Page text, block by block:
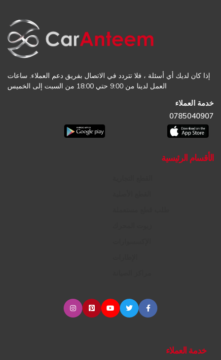
إذا كان لديك أي أسئلة ، فلا تتردد في الاتصال بفريق دعم العملاء. ساعات
العمل لدينا من 9:00 حتي 18:00 من السبت إلى الخميس
خدمة العملاء
0785040907
الأقسام الرئيسية
خدمة العملاء